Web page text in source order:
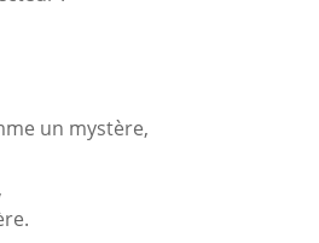
un mystère,